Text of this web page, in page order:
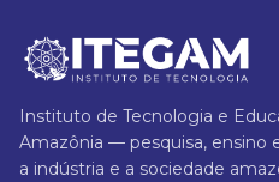
Instituto de Tecnologia e
Amazônia — pesquisa, ensino
a indústria e a sociedade